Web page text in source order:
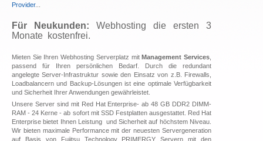
Provider...
Für Neukunden: Webhosting die ersten 3
Monate kostenfrei.
Mieten Sie Ihren Webhosting Serverplatz mitManagement Services
passend für Ihren persönlichen Bedarf. Durch die redundant
angelegte Server-Infrastruktur sowie den Einsatz von z.B. Firewalls,
Loadbalancern und Backup-Lösungen ist eine optimale Verfügbarkeit
und Sicherheit Ihrer Anwendungen gewährleistet.
Unsere Server sind mit Red Hat Enterprise- ab 48 GB DDR2 DIMM-
RAM - 24 Kerne - ab sofort mit SSD Festplatten ausgestattet. Red Hat
Enterprise bietet Ihnen Leistung und Sicherheit auf höchstem Niveau.
Wir bieten maximale Performance mit der neuesten Servergeneration
auf Basis von Fujitsu Technology PRIMERGY Servern mit den